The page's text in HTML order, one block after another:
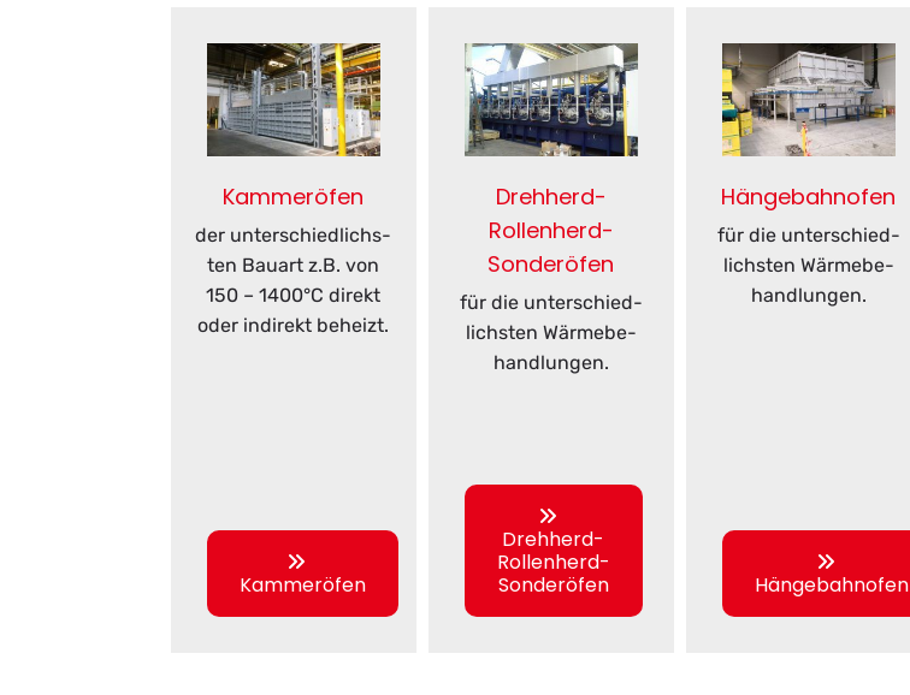
Kammeröfen
der un­ter­schied­lichs­
ten Bau­art z.B. von
150 – 1400°C di­rekt
oder in­di­rekt be­heizt.
Kammeröfen
Drehherd-
Rollenherd-
Sonderöfen
für die un­ter­schied­
lichs­ten Wär­me­be­
hand­lun­gen.
Drehherd-
Rollenherd-
Sonderöfen
Hängebahnofen
für die un­ter­schied­
lichs­ten Wär­me­be­
hand­lun­gen.
Hängebahnofen